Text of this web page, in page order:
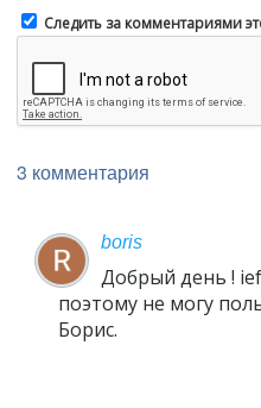
Следить за комментариями
3 комментария
boris
Добрый день !
поэтому не могу
Борис.